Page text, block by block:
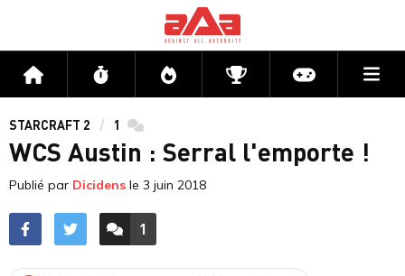
Accueil Flux Directs CompétitionsActu jeux
STARCRAFT 2 1 commentaires
WCS Austin : Serral l'emporte !
Publié par Dicidens le 3 juin 2018
ACCÉDER AUX
1
COMMENTAIRES